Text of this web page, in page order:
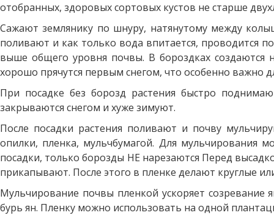
отобранных, здоровых сортовых кустов не старше
Сажают землянику по шнуру, натянутому между
поливают и как только вода впитается, проводится
выше общего уровня почвы. В бороздках создаются
хорошо прячутся первым снегом, что особенно важно
При посадке без борозд растения быстро
закрываются снегом и хуже зимуют.
После посадки растения поливают и почву
опилки, пленка, мульчбумагой. Для мульчирования
посадки, только борозды НЕ нарезаются Перед
прикапывают. После этого в пленке делают круглые
Мульчирование почвы пленкой ускоряет
бурь ян. Пленку можно использовать на одной